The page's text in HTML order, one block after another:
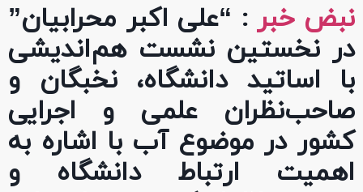
نبض خبر: “علی اکبر محرابیان”
در نخستین نشست هم‌اندیشی
با اساتید دانشگاه، نخبگان و
صاحب‌نظران علمی و اجرایی
کشور در موضوع آب با اشاره به
اهمیت ارتباط دانشگاه و